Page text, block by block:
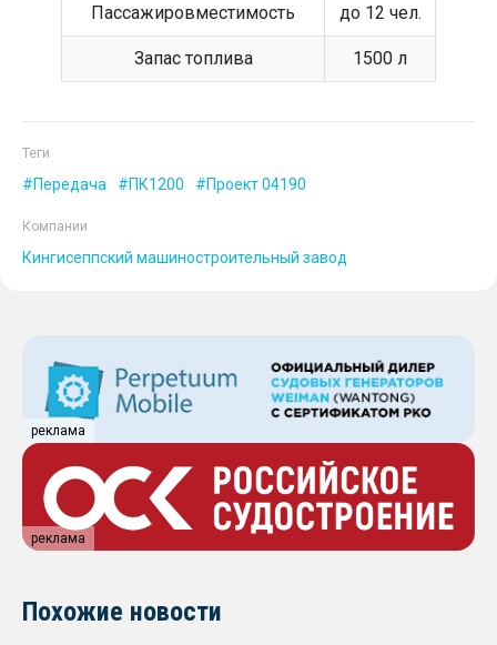
Пассажировместимость до 12 чел.
Запас топлива 1500 л
Теги
Передача ПК1200 Проект 04190
Компании
Кингисеппский машиностроительный завод
реклама
реклама
Похожие новости